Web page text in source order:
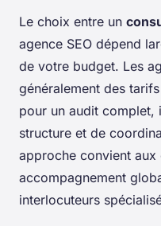
Le choix entre un
agence SEO dépend
de votre budget. Les
généralement des
pour un audit complet,
structure et de
approche convient aux
accompagnement
interlocuteurs